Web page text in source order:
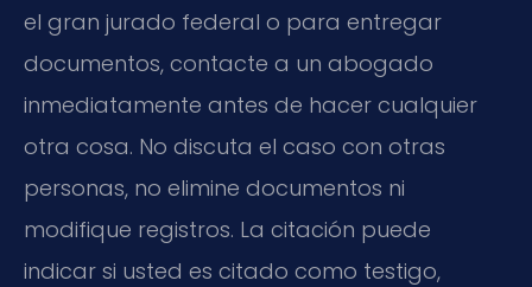
el gran jurado federal o para entregar
documentos, contacte a un abogado
inmediatamente antes de hacer cualquier
otra cosa. No discuta el caso con otras
personas, no elimine documentos ni
modifique registros. La citación puede
indicar si usted es citado como testigo,